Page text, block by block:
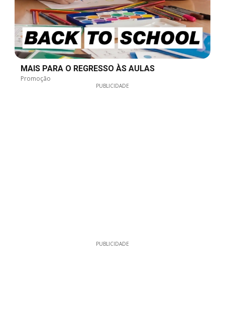
MAIS PARA O REGRESSO ÀS AULAS
Promoção
PUBLICIDADE
PUBLICIDADE